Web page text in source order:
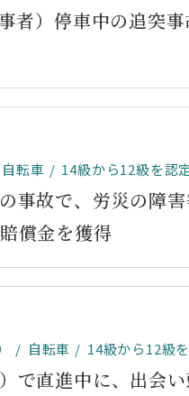
者）停車中の追突
自転車 14級から12級を認
事故で、労災の障
償金を獲得
自転車 14級から12級
で直進中に、出会